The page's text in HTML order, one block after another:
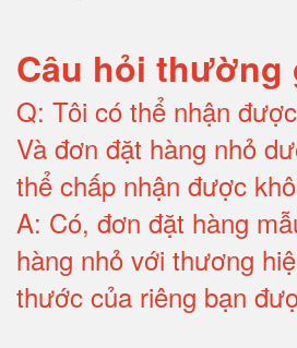
Câu hỏi thường
Q: Tôi có thể nhận
Và đơn đặt hàng nhỏ
thể chấp nhận được
A: Có, đơn đặt hàng
hàng nhỏ với thương
thước của riêng bạn